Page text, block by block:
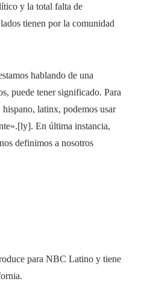
y la total falta de
tienen por la comunidad
hablando de una
puede tener significado. Para
latinx, podemos usar
En última instancia,
definimos a nosotros
para NBC Latino y tiene